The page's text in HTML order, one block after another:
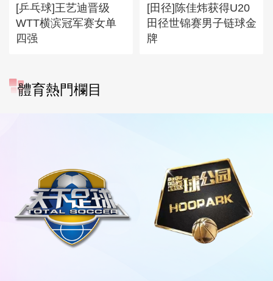
[乒乓球]王艺迪晋级
WTT横滨冠军赛女单
四强
[田径]陈佳炜获得U20
田径世锦赛男子链球金
牌
體育熱門欄目